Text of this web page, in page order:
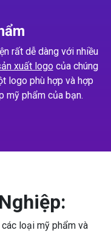
rất dễ dàng với nhiều
xuất logocủa chúng
logo phù hợp và hợp
mỹ phẩm của bạn.
loại mỹ phẩm và